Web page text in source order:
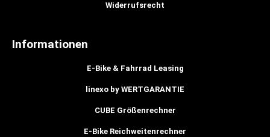
Widerrufsrecht
Informationen
E-Bike & Fahrrad Leasing
linexo by WERTGARANTIE
CUBE Größenrechner
E-Bike Reichweitenrechner